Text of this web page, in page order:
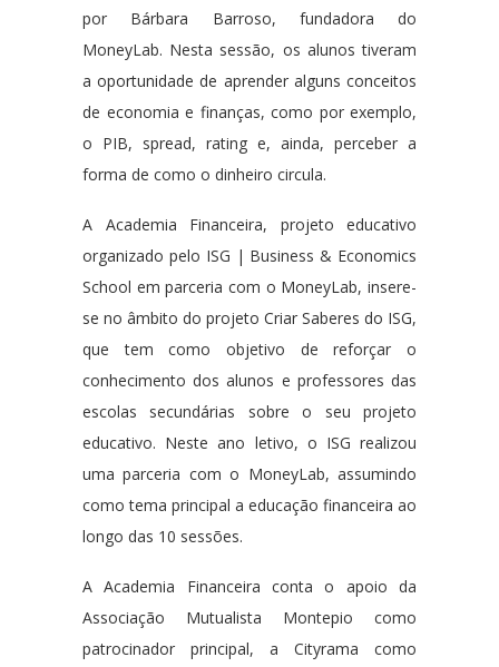
por Bárbara Barroso, fundadora do
MoneyLab. Nesta sessão, os alunos tiveram
a oportunidade de aprender alguns conceitos
de economia e finanças, como por exemplo,
o PIB, spread, rating e, ainda, perceber a
forma de como o dinheiro circula.
A Academia Financeira, projeto educativo
organizado pelo ISG | Business & Economics
School em parceria com o MoneyLab, insere-
se no âmbito do projeto Criar Saberes do ISG,
que tem como objetivo de reforçar o
conhecimento dos alunos e professores das
escolas secundárias sobre o seu projeto
educativo. Neste ano letivo, o ISG realizou
uma parceria com o MoneyLab, assumindo
como tema principal a educação financeira ao
longo das 10 sessões.
A Academia Financeira conta o apoio da
Associação Mutualista Montepio como
patrocinador principal, a Cityrama como